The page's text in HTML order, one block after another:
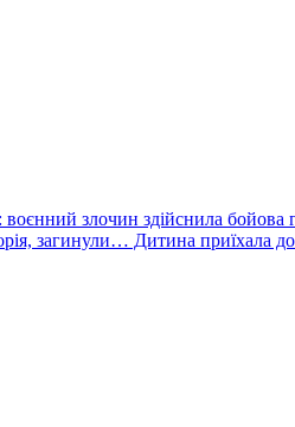
злочин здійснила бойова
загинули… Дитина приїхала